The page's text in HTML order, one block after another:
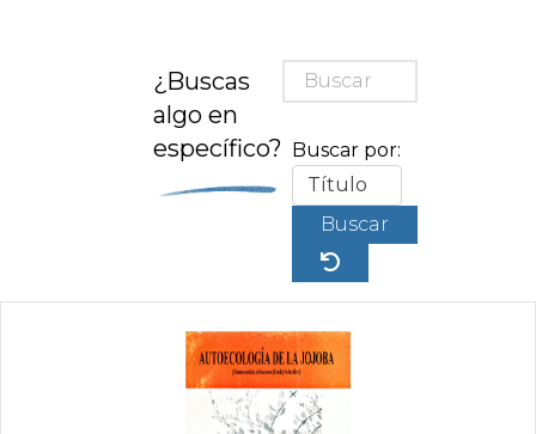
¿Buscas
algo en
específico?
Buscar por:
Buscar